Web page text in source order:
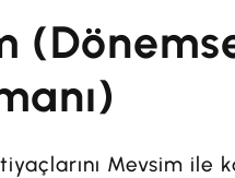
Mevsim ile